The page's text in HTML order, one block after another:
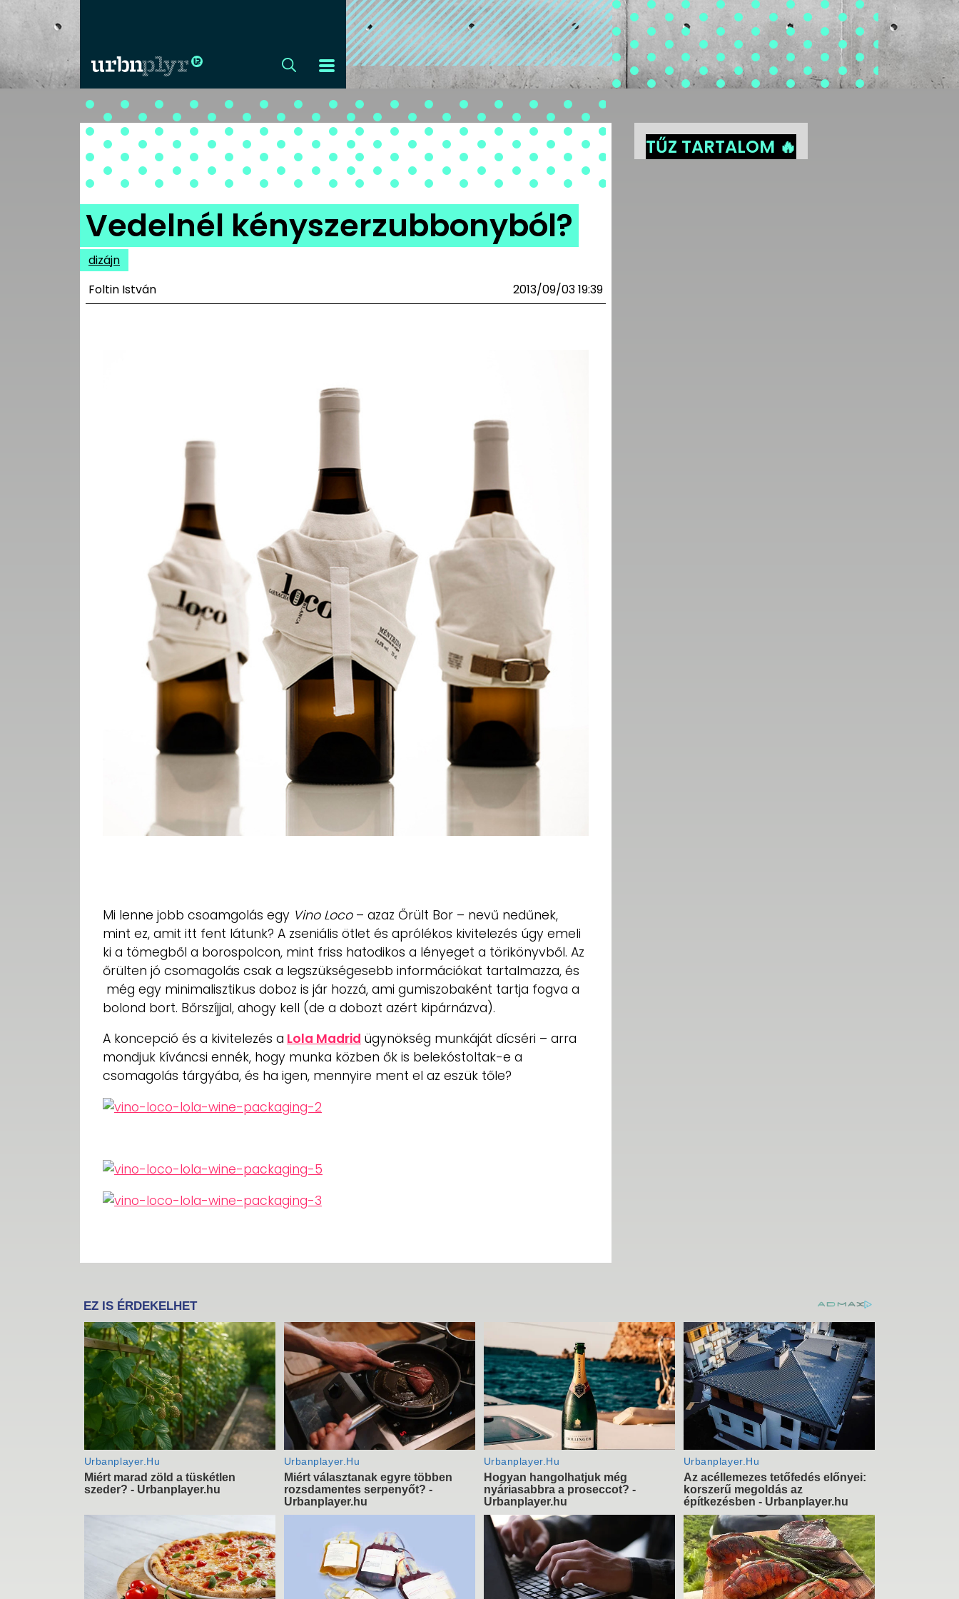
CÍMLAP
DIZÁJN
DIVAT
HIP
ADATKEZELÉSI
Vedelnél kényszerzubbonyból?
dizájn
Foltin István
2013/09/03 19:39
Mi lenne jobb csoamgolás egy Vino Loco– azaz Őrült Bor – nevű nedűnek,
mint ez, amit itt fent látunk? A zseniális ötlet és aprólékos kivitelezés úgy emeli
ki a tömegből a borospolcon, mint friss hatodikos a lényeget a törikönyvből. Az
őrülten jó csomagolás csak a legszükségesebb információkat tartalmazza, és
még egy minimalisztikus doboz is jár hozzá, ami gumiszobaként tartja fogva a
bolond bort. Bőrszíjjal, ahogy kell (de a dobozt azért kipárnázva).
A koncepció és a kivitelezés a Lola Madrid ügynökség munkáját dícséri – arra
mondjuk kíváncsi ennék, hogy munka közben ők is belekóstoltak-e a
csomagolás tárgyába, és ha igen, mennyire ment el az eszük tőle?
TŰZ TARTALOM 🔥